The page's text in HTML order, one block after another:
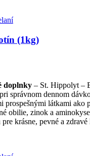
(1kg)
doplnky – St. Hippolyt –
správnom dennom
prospešnými látkami ako
obilie, zinok a
krásne, pevné a zdravé